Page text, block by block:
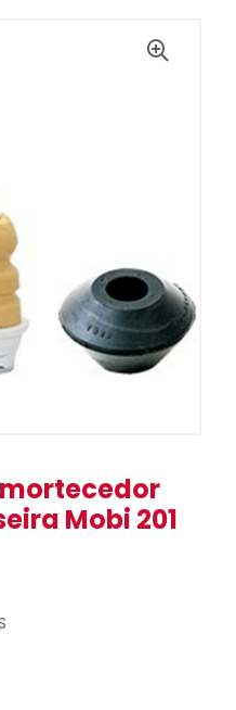
Mobi 201